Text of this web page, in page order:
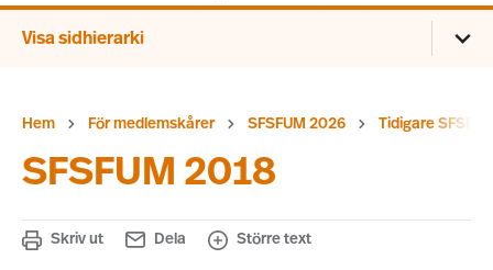
Visa sidhierarki
Hem För medlemskårer SFSFUM 2026 Tidigare
SFSFUM 2018
Skriv ut Dela Större text